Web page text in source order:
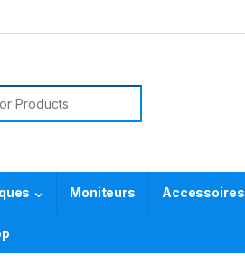
Moniteurs Accessoires